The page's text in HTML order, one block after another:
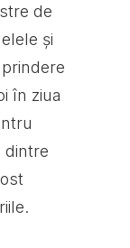
de
și
în ziua
dintre